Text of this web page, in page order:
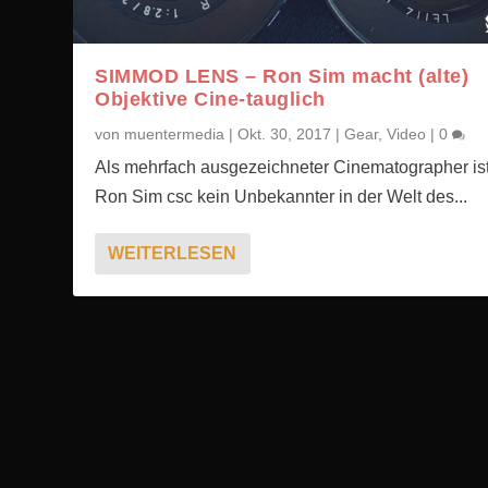
SIMMOD LENS – Ron Sim macht (alte)
Objektive Cine-tauglich
von muentermedia |Okt. 30, 2017 |Gear,Video |0
Als mehrfach ausgezeichneter Cinematographer
Ron Sim csc kein Unbekannter in der Welt des...
WEITERLESEN